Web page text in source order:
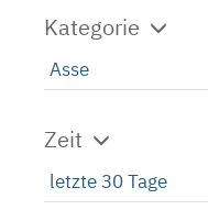
Kategorie
Asse
Zeit
letzte 30 Tage